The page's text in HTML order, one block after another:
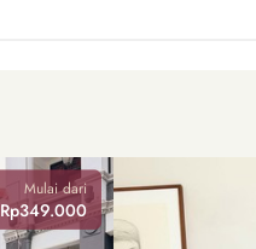
Mulai dari
Rp349.000